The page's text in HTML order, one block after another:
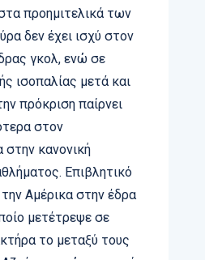
προημιτελικά των
δεν έχει ισχύ στον
γκολ, ενώ σε
ισοπαλίας μετά και
πρόκριση παίρνει
στον
στην κανονική
Επιβλητικό
Αμέρικα στην έδρα
μετέτρεψε σε
το μεταξύ τους